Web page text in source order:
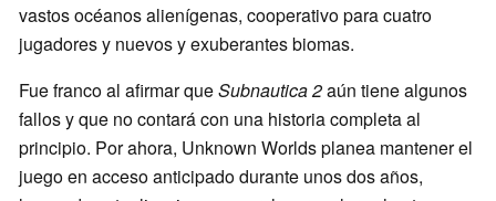
vastos océanos alienígenas, cooperativo para cuatro
jugadores y nuevos y exuberantes biomas.
Fue franco al afirmar queSubnautica 2aún tiene algunos
fallos y que no contará con una historia completa al
principio. Por ahora, Unknown Worlds planea mantener el
juego en acceso anticipado durante unos dos años,